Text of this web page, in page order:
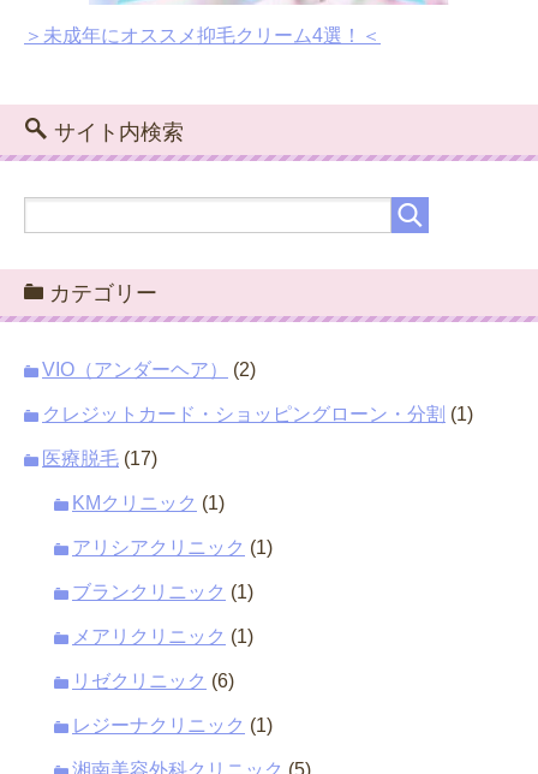
＞未成年にオススメ抑毛クリーム4選！＜
サイト内検索
カテゴリー
VIO（アンダーヘア） (2)
クレジットカード・ショッピングローン・分割 (1)
医療脱毛 (17)
KMクリニック (1)
アリシアクリニック (1)
ブランクリニック (1)
メアリクリニック (1)
リゼクリニック (6)
レジーナクリニック (1)
湘南美容外科クリニック (5)